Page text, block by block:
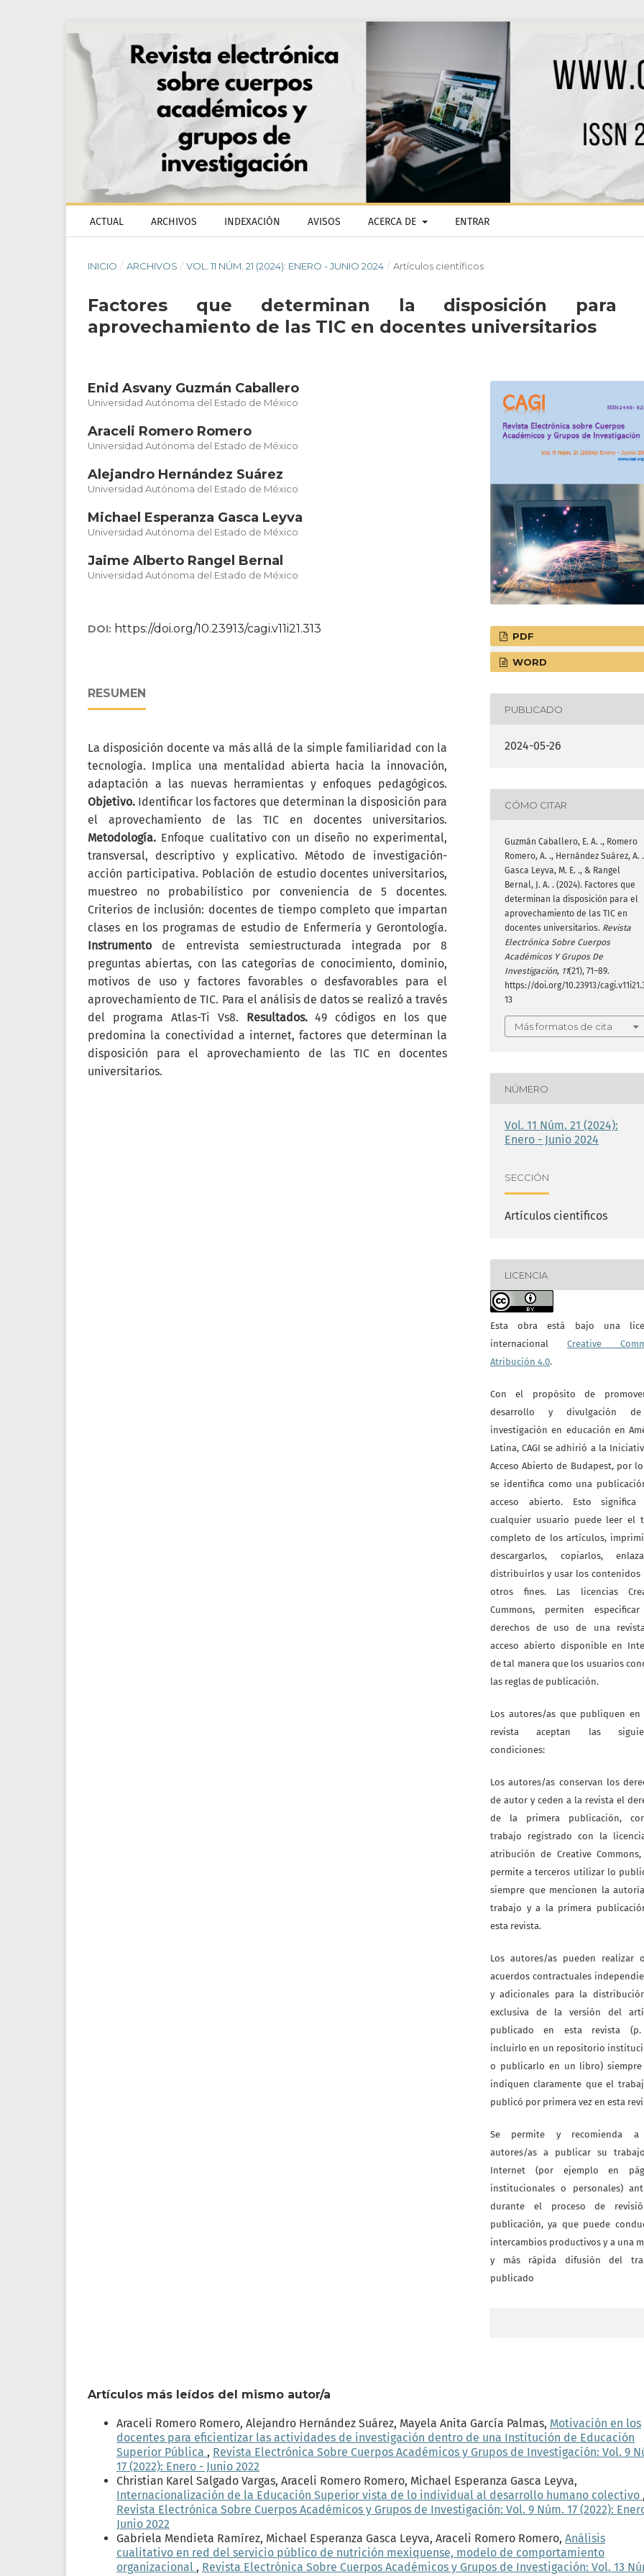
ACTUAL ARCHIVOS INDEXACIÓN AVISOS ACERCA DE ENTRAR
INICIO / ARCHIVOS / VOL. 11 NÚM. 21 (2024): ENERO - JUNIO 2024 / Artículos científicos
Factores que determinan la disposición para
aprovechamiento de las TIC en docentes universitarios
Enid Asvany Guzmán Caballero
Universidad Autónoma del Estado de México
Araceli Romero Romero
Universidad Autónoma del Estado de México
Alejandro Hernández Suárez
Universidad Autónoma del Estado de México
Michael Esperanza Gasca Leyva
Universidad Autónoma del Estado de México
Jaime Alberto Rangel Bernal
Universidad Autónoma del Estado de México
DOI: https://doi.org/10.23913/cagi.v11i21.313
RESUMEN
La disposición docente va más allá de la simple familiaridad con la
tecnología. Implica una mentalidad abierta hacia la innovación,
adaptación a las nuevas herramientas y enfoques pedagógicos.
Objetivo. Identificar los factores que determinan la disposición para
el aprovechamiento de las TIC en docentes universitarios.
Metodología. Enfoque cualitativo con un diseño no experimental,
transversal, descriptivo y explicativo. Método de investigación-
acción participativa. Población de estudio docentes universitarios,
muestreo no probabilístico por conveniencia de 5 docentes.
Criterios de inclusión: docentes de tiempo completo que impartan
clases en los programas de estudio de Enfermería y Gerontología.
Instrumento de entrevista semiestructurada integrada por 8
preguntas abiertas, con las categorías de conocimiento, dominio,
motivos de uso y factores favorables o desfavorables para el
aprovechamiento de TIC. Para el análisis de datos se realizó a través
del programa Atlas-Ti Vs8. Resultados.49 códigos en los que
predomina la conectividad a internet, factores que determinan la
disposición para el aprovechamiento de las TIC en docentes
universitarios.
PDF
WORD
PUBLICADO
2024-05-26
CÓMO CITAR
Guzmán Caballero, E. A. ., Romero
Romero, A. ., Hernández Suárez, A.
Gasca Leyva, M. E. ., & Rangel
Bernal, J. A. . (2024). Factores que
determinan la disposición para el
aprovechamiento de las TIC en
docentes universitarios. Revista
Electrónica Sobre Cuerpos
Académicos Y Grupos De
Investigación, 11(21), 71–89.
https://doi.org/10.23913/
13
Más formatos de cita
NÚMERO
Vol. 11 Núm. 21 (2024):
Enero - Junio 2024
SECCIÓN
Artículos científicos
LICENCIA
Esta obra está bajo una
internacional Creative
Atribución 4.0.
Con el propósito de
desarrollo y divulgación
investigación en educación en
Latina, CAGI se adhirió a la
Acceso Abierto de Budapest, por
se identifica como una
acceso abierto. Esto significa
cualquier usuario puede leer el
completo de los artículos,
descargarlos, copiarlos,
distribuirlos y usar los contenidos
otros fines. Las licencias
Cummons, permiten
derechos de uso de una
acceso abierto disponible en
de tal manera que los usuarios
las reglas de publicación.
Los autores/as que publiquen en
revista aceptan las
condiciones:
Los autores/as conservan los
de autor y ceden a la revista el
de la primera publicación,
trabajo registrado con la
atribución de Creative
permite a terceros utilizar lo
siempre que mencionen la
trabajo y a la primera
esta revista.
Los autores/as pueden realizar
acuerdos contractuales
y adicionales para la
exclusiva de la versión del
publicado en esta revista
incluirlo en un repositorio
o publicarlo en un libro) siempre
indiquen claramente que el
publicó por primera vez en esta
Se permite y recomienda
autores/as a publicar su
Internet (por ejemplo en
institucionales o personales)
durante el proceso de
publicación, ya que puede
intercambios productivos y a una
y más rápida difusión del
publicado
Artículos más leídos del mismo autor/a
Araceli Romero Romero, Alejandro Hernández Suárez, Mayela Anita García Palmas, Motivación en los
docentes para eficientizar las actividades de investigación dentro de una Institución de Educación
Superior Pública , Revista Electrónica Sobre Cuerpos Académicos y Grupos de Investigación: Vol. 9
17 (2022): Enero - Junio 2022
Christian Karel Salgado Vargas, Araceli Romero Romero, Michael Esperanza Gasca Leyva,
Internacionalización de la Educación Superior vista de lo individual al desarrollo humano colectivo
Revista Electrónica Sobre Cuerpos Académicos y Grupos de Investigación: Vol. 9 Núm. 17 (2022):
Junio 2022
Gabriela Mendieta Ramírez, Michael Esperanza Gasca Leyva, Araceli Romero Romero, Análisis
cualitativo en red del servicio público de nutrición mexiquense, modelo de comportamiento
organizacional , Revista Electrónica Sobre Cuerpos Académicos y Grupos de Investigación: Vol. 13